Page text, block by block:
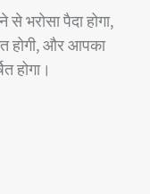
भरोसा पैदा होगा,
होगी, और आपका
होगा।